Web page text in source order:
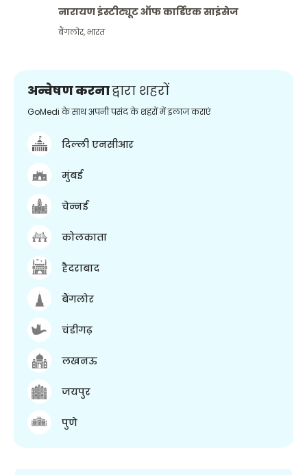
नारायण इंस्टीट्यूट ऑफ कार्डिएक साइंसेज
बैंगलोर,भारत
अन्वेषण करनाद्वारा शहरों
GoMedi के साथ अपनी पसंद के शहरों में इलाज कराएं
दिल्ली एनसीआर
मुंबई
चेन्नई
कोलकाता
हैदराबाद
बैंगलोर
चंडीगढ़
लखनऊ
जयपुर
पुणे